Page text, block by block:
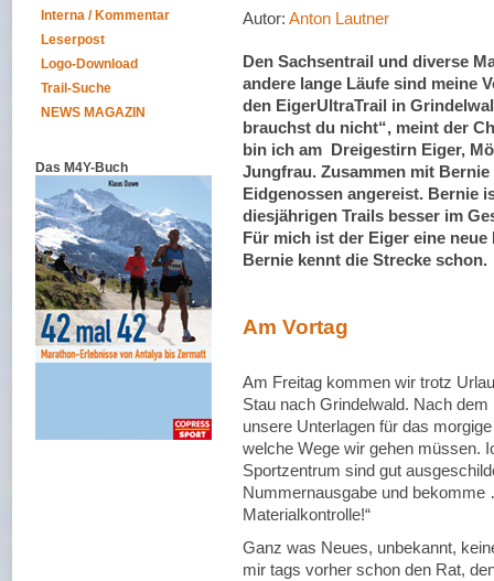
Interna / Kommentar
Leserpost
Logo-Download
Trail-Suche
NEWS MAGAZIN
Das M4Y-Buch
Autor: Anton Lautner
Den Sachsentrail und diverse
andere lange Läufe sind meine
den EigerUltraTrail in
brauchst du nicht“, meint der
bin ich am Dreigestirn Eiger,
Jungfrau. Zusammen mit
Eidgenossen angereist. Bernie
diesjährigen Trails besser im
Für mich ist der Eiger eine neue
Bernie kennt die Strecke schon.
Am Vortag
Am Freitag kommen wir trotz
Stau nach Grindelwald. Nach
unsere Unterlagen für das
welche Wege wir gehen müssen.
Sportzentrum sind gut
Nummernausgabe und
Materialkontrolle!“
Ganz was Neues, unbekannt,
mir tags vorher schon den Rat,